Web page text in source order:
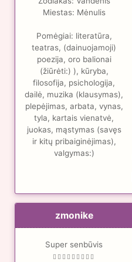
Miestas: Mėnulis
Pomėgiai: literatūra,
teatras, (dainuojamoji)
poezija, oro balionai
(žiūrėti:) ), kūryba,
filosofija, psichologija,
dailė, muzika (klausymas),
plepėjimas, arbata, vynas,
tyla, kartais vienatvė,
juokas, mąstymas (savęs
ir kitų pribaiginėjimas),
valgymas:)
zmonike
Super senbūvis